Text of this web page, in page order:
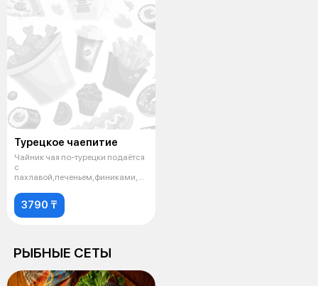
Турецкое чаепитие
Чайник чая по-турецки подаётся
с
пахлавой,печеньем,финиками,лимоном,вареньем
3790 ₸
РЫБНЫЕ СЕТЫ